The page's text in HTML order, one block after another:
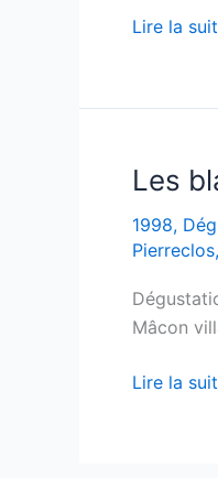
Mâcon
le
»
–
Guffens-
Heynen
1996
Lire la
Les
1998,
Pierreclos,
Mâcon
Les
Lire la